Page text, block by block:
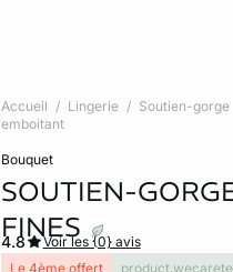
Accueil Lingerie Soutien-gorge
emboitant
bouquet
SOUTIEN-
FINES
4.8
Voir les {0} avis
Le 4ème offert